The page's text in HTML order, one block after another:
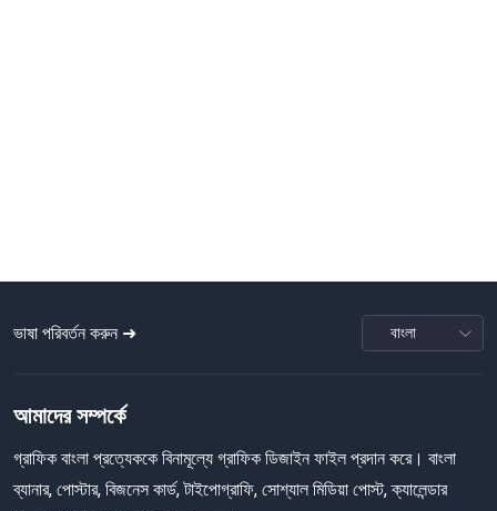
ভাষা পরিবর্তন করুন ➜
আমাদের সম্পর্কে
গ্রাফিক বাংলা প্রত্যেককে বিনামূল্যে গ্রাফিক ডিজাইন ফাইল প্রদান করে। বাংলা
ব্যানার, পোস্টার, বিজনেস কার্ড, টাইপোগ্রাফি, সোশ্যাল মিডিয়া পোস্ট, ক্যালেন্ডার